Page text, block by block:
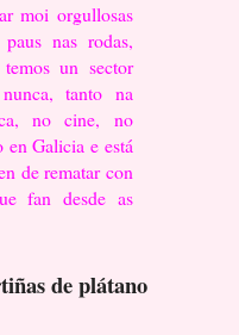
moi orgullosas
nas rodas,
un sector
tanto na
no cine, no
Galicia e está
de rematar con
fan desde as
de plátano